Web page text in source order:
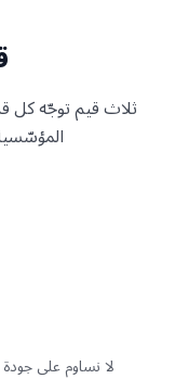
ثلاث قيم توجّه كل
لا نساوم على جودة